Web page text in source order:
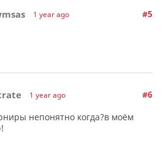
1 year ago #5
1 year ago #6
непонятно когда?в моём